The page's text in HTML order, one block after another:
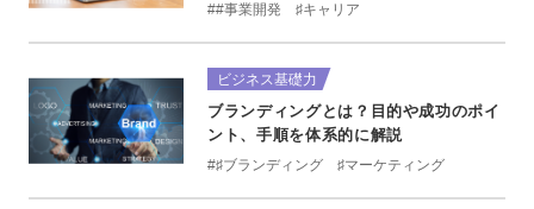
##事業開発 ♯キャリア
ビジネス基礎力
ブランディングとは？目的や成功のポイ
ント、手順を体系的に解説
#♯ブランディング ♯マーケティング